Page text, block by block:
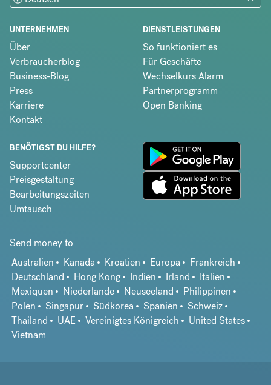
UNTERNEHMEN
Über
Verbraucherblog
Business-Blog
Press
Karriere
Kontakt
DIENSTLEISTUNGEN
So funktioniert es
Für Geschäfte
Wechselkurs Alarm
Partnerprogramm
Open Banking
BENÖTIGST DU HILFE?
Supportcenter
Preisgestaltung
Bearbeitungszeiten
Umtausch
Send money to
Australien
Kanada Kroatien Europa
Frankreich
Deutschland
Hong Kong Indien Irland
Italien
Mexiquen
Niederlande Neuseeland
Philippinen
Polen
Singapur Südkorea Spanien
Schweiz
Thailand
UAE Vereinigtes Königreich
United States
Vietnam